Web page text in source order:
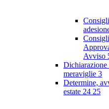
Avviso
meraviglie 3
Determine,
estate 24 25